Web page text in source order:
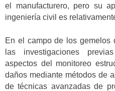
el manufacturero, pero su
ingeniería civil es
En el campo de los gemelos
las investigaciones
aspectos del monitoreo
daños mediante métodos de
de técnicas avanzadas de